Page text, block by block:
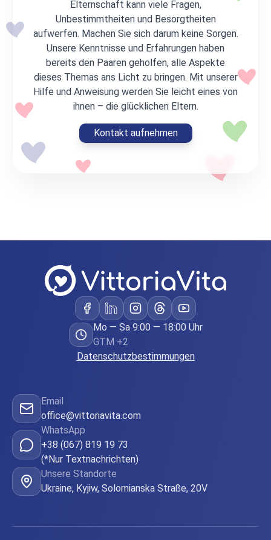
Elternschaft kann viele Fragen,
Unbestimmtheiten und Besorgtheiten
aufwerfen. Machen Sie sich darum keine Sorgen.
Unsere Kenntnisse und Erfahrungen haben
bereits den Paaren geholfen, alle Aspekte
dieses Themas ans Licht zu bringen. Mit unserer
Hilfe und Anweisung werden Sie leicht eines von
ihnen – die glücklichen Eltern.
Kontakt aufnehmen
Mo — Sa 9:00 — 18:00 Uhr
GTM +2
Datenschutzbestimmungen
Email
office@vittoriavita.com
WhatsApp
+38 (067) 819 19 73
(*Nur Textnachrichten)
Unsere Standorte
Ukraine, Kyjiw, Solomianska Straße, 20V